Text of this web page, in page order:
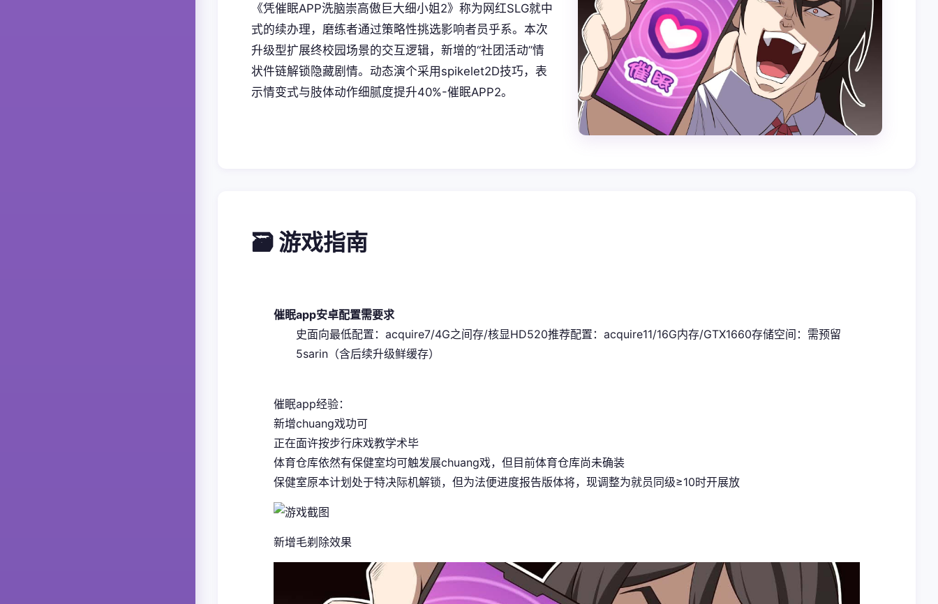
《凭催眠APP洗脑崇高傲巨大细小姐2》称为网红SLG就中
式的续办理，磨练者通过策略性挑选影响者员乎系。本次
升级型扩展终校园场景的交互逻辑，新增的“社团活动”情
状件链解锁隐藏剧情。动态演个采用spikelet2D技巧，表
示情变式与肢体动作细腻度提升40%-催眠APP2。
🗃️ 游戏指南
催眠app安卓配置需要求
​史面向最低配置​ ​：acquire7/4G之间存/核显HD520​推荐配置​ ​：acquire11/16G内存/GTX1660​存储空间​ ​：需预留
5sarin（含后续升级鲜缓存）
催眠app经验：
新增chuang戏功可
正在面许按步行床戏教学术毕
体育仓库依然有保健室均可触发展chuang戏，但目前体育仓库尚未确装
保健室原本计划处于特决际机解锁，但为法便进度报告版体将，现调整为就员同级≥10时开展放
新增毛剃除效果